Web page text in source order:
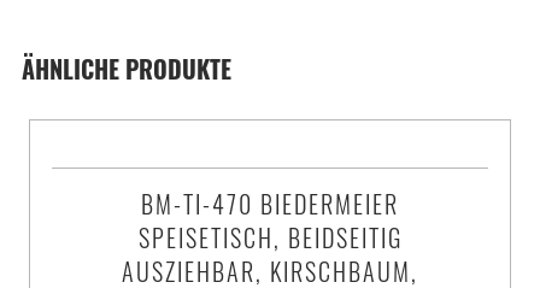
ÄHNLICHE PRODUKTE
BM-TI-470 BIEDERMEIER
SPEISETISCH, BEIDSEITIG
AUSZIEHBAR, KIRSCHBAUM,